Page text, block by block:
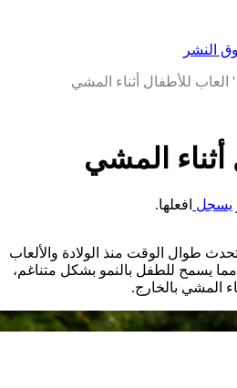
النشر
' العاب للأطفال أثناء المشي
أثناء المشي
يسجل افعلها.
طوال الوقت منذ الولادة والألعاب
يسمح للطفل بالنمو بشكل متناغم،
المشي بالخارج.